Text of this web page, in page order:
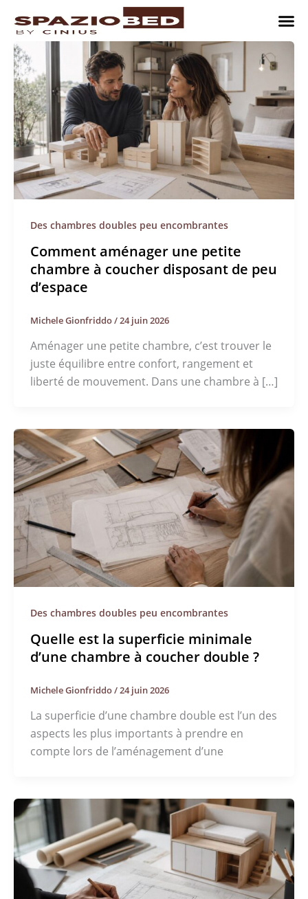
contenu
Des chambres doubles peu encombrantes
Comment aménager une petite
chambre à coucher disposant de peu
d’espace
Michele Gionfriddo/24 juin 2026
Aménager une petite chambre, c’est trouver le
juste équilibre entre confort, rangement et
liberté de mouvement. Dans une chambre à […]
Des chambres doubles peu encombrantes
Quelle est la superficie minimale
d’une chambre à coucher double ?
Michele Gionfriddo/24 juin 2026
La superficie d’une chambre double est l’un des
aspects les plus importants à prendre en
compte lors de l’aménagement d’une